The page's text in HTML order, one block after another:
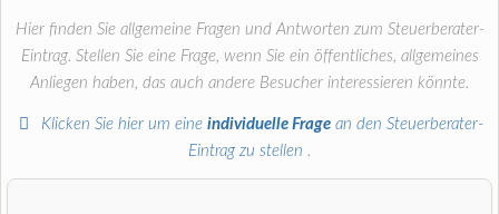
Hier finden Sie allgemeine Fragen und Antworten zum Steuerberater-
Eintrag. Stellen Sie eine Frage, wenn Sie ein öffentliches, allgemeines
Anliegen haben, das auch andere Besucher interessieren könnte.
Klicken Sie hier um eineindividuelle Frage an den Steuerberater-
Eintrag zu stellen .